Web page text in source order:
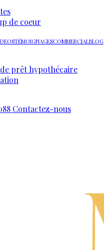
de coeur
TÉMOIGNAGESCOMMERCIALBLOG
prêt hypothécaire
Contactez-nous